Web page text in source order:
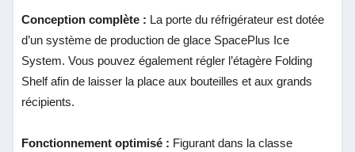
Conception complète : La porte du réfrigérateur est dotée
d’un système de production de glace SpacePlus Ice
System. Vous pouvez également régler l’étagère Folding
Shelf afin de laisser la place aux bouteilles et aux grands
récipients.
Fonctionnement optimisé : Figurant dans la classe